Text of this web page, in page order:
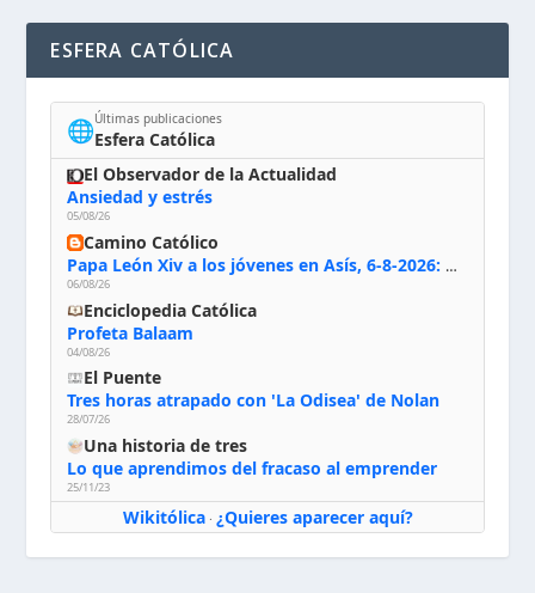
ESFERA CATÓLICA
🌐Últimas publicaciones
Esfera Católica
El Observador de la Actualidad
Ansiedad y estrés
05/08/26
Camino Católico
Papa León Xiv a los jóvenes en Asís, 6-8-2026: «De san Francisco aprendan la radicalidad evangélica: no los vuelve ciegos ni violentos, sino sensibles, atentos, siempre en el seguimiento de Jesús, humildes y acogiendo a todos»
06/08/26
Enciclopedia Católica
Profeta Balaam
04/08/26
El Puente
Tres horas atrapado con 'La Odisea' de Nolan
28/07/26
Una historia de tres
Lo que aprendimos del fracaso al emprender
25/11/23
Wikitólica· ¿Quieres aparecer aquí?